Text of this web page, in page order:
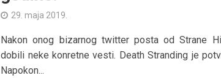
29. maja 2019.
Nakon onog bizarnog twitter posta od Strane
dobili neke konretne vesti. Death Stranding je
Napokon...